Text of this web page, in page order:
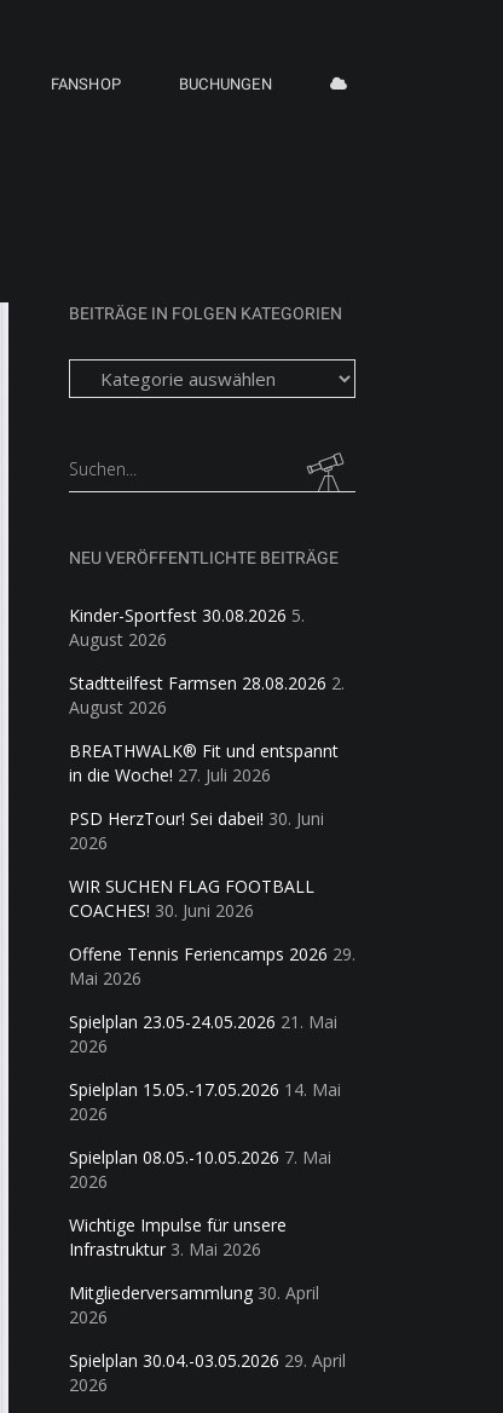
FANSHOP BUCHUNGEN
BEITRÄGE IN FOLGEN KATEGORIEN
Beiträge
in
Kategorien
Search
for:
NEU VERÖFFENTLICHTE BEITRÄGE
Kinder-Sportfest 30.08.2026 5.
August 2026
Stadtteilfest Farmsen 28.08.2026 2.
August 2026
BREATHWALK® Fit und entspannt
in die Woche! 27. Juli 2026
PSD HerzTour! Sei dabei! 30. Juni
2026
WIR SUCHEN FLAG FOOTBALL
COACHES! 30. Juni 2026
Offene Tennis Feriencamps 2026 29.
Mai 2026
Spielplan 23.05-24.05.2026 21. Mai
2026
Spielplan 15.05.-17.05.2026 14. Mai
2026
Spielplan 08.05.-10.05.2026 7. Mai
2026
Wichtige Impulse für unsere
Infrastruktur 3. Mai 2026
Mitgliederversammlung 30. April
2026
Spielplan 30.04.-03.05.2026 29. April
2026